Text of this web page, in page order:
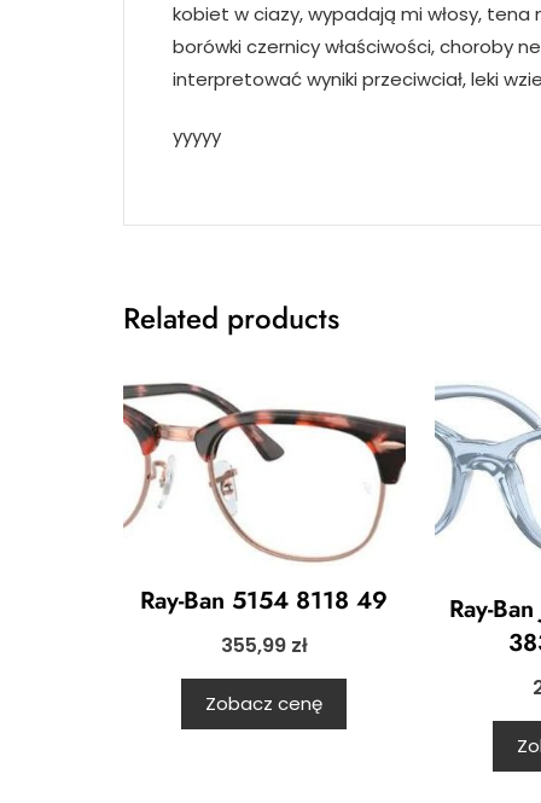
kobiet w ciazy, wypadają mi włosy,
borówki czernicy właściwości, choroby
interpretować wyniki przeciwciał, leki
yyyyy
Related products
Ray-Ban 5154 8118 49
355,99 zł
Zobacz cenę
Ray-